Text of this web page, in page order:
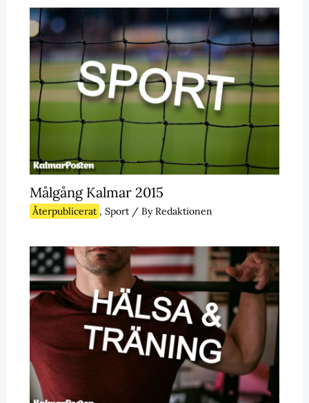
Målgång Kalmar 2015
Återpublicerat , Sport/ ByRedaktionen